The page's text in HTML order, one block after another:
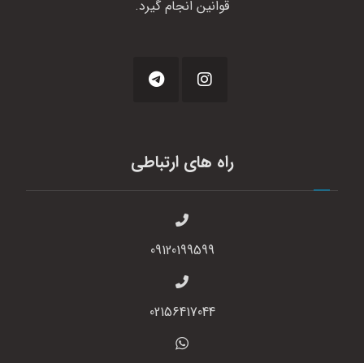
قوانین انجام گیرد.
راه های ارتباطی
09120199599
02156417044